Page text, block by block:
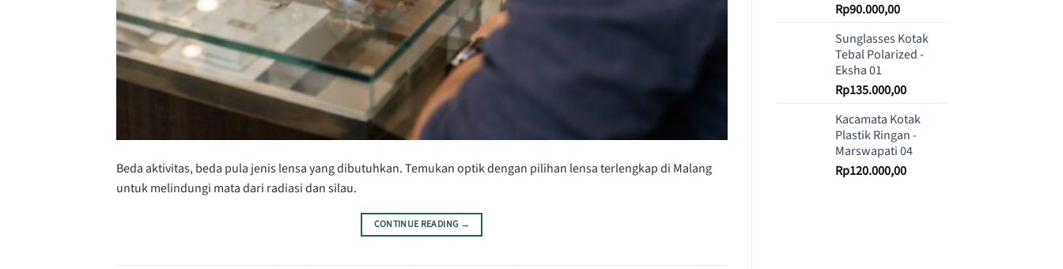
Beda aktivitas, beda pula jenis lensa yang dibutuhkan. Temukan optik dengan pilihan lensa terlengkap di Malang
untuk melindungi mata dari radiasi dan silau.
CONTINUE READING →
Rp90.000,00
Sunglasses Kotak
Tebal Polarized -
Eksha 01
Rp135.000,00
Kacamata Kotak
Plastik Ringan -
Marswapati 04
Rp120.000,00